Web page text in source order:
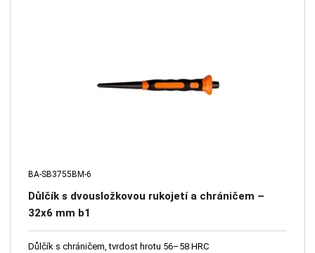
BA-SB3755BM-6
Důlčík s dvousložkovou rukojetí a chráničem –
32x6 mm b1
Důlčík s chráničem, tvrdost hrotu 56–58 HRC